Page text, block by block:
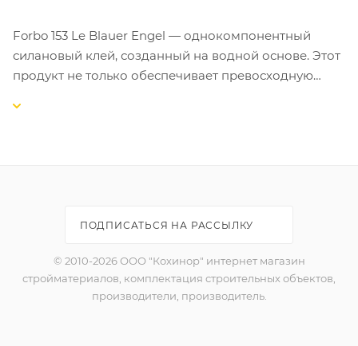
Forbo 153 Le Blauer Engel — однокомпонентный
силановый клей, созданный на водной основе. Этот
продукт не только обеспечивает превосходную
ПОДПИСАТЬСЯ НА РАССЫЛКУ
© 2010-2026 ООО "Кохинор" интернет магазин
стройматериалов, комплектация строительных объектов,
производители, производитель.